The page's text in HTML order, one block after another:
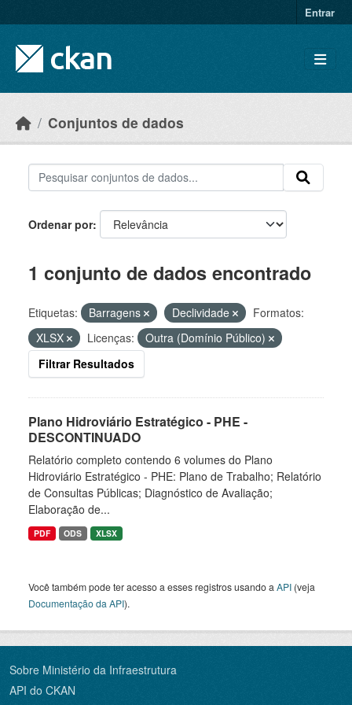
Entrar
Conjuntos de dados
Ordenar por
1 conjunto de dados encontrado
Etiquetas: Barragens Declividade
Formatos:
XLSX
Licenças:
Outra (Domínio Público)
Filtrar Resultados
Plano Hidroviário Estratégico - PHE -
DESCONTINUADO
Relatório completo contendo 6 volumes do Plano
Hidroviário Estratégico - PHE: Plano de Trabalho; Relatório
de Consultas Públicas; Diagnóstico de Avaliação;
Elaboração de...
PDF ODS XLSX
Você também pode ter acesso a esses registros usando a API (veja
Documentação da API).
Sobre Ministério da Infraestrutura
API do CKAN